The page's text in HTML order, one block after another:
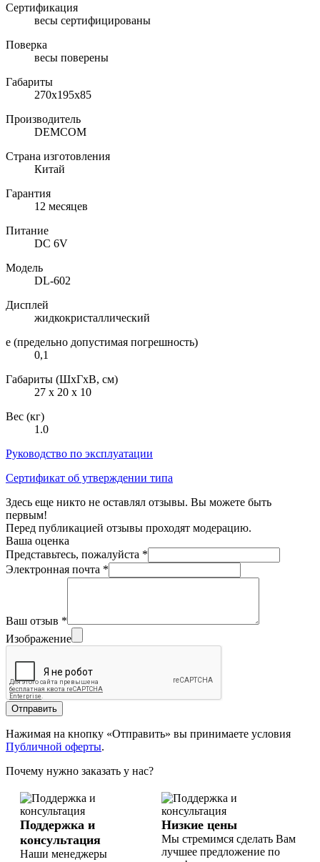
Сертификация
весы сертифицированы
Поверка
весы поверены
Габариты
270x195x85
Производитель
DEMCOM
Страна изготовления
Китай
Гарантия
12 месяцев
Питание
DC 6V
Модель
DL-602
Дисплей
жидкокристаллический
e (предельно допустимая погрешность)
0,1
Габариты (ШxГxВ, см)
27 x 20 x 10
Вес (кг)
1.0
Руководство по эксплуатации
Сертификат об утверждении типа
Здесь еще никто не оставлял отзывы. Вы можете быть
первым!
Перед публикацией отзывы проходят модерацию.
Ваша оценка
Представьтесь, пожалуйста *
Электронная почта *
Ваш отзыв *
Изображение
Отправить
Нажимая на кнопку «Отправить» вы принимаете условия
Публичной оферты.
Почему нужно заказать у нас?
Поддержка и
консультация
Наши менеджеры
Низкие цены
Мы стремимся сделать Вам
лучшее предложение по